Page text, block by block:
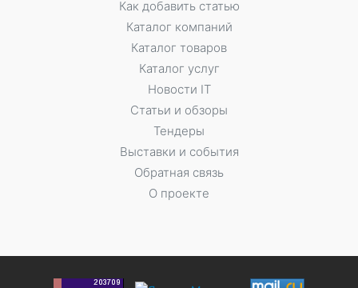
Как добавить статью
Каталог компаний
Каталог товаров
Каталог услуг
Новости IT
Статьи и обзоры
Тендеры
Выставки и события
Обратная связь
О проекте